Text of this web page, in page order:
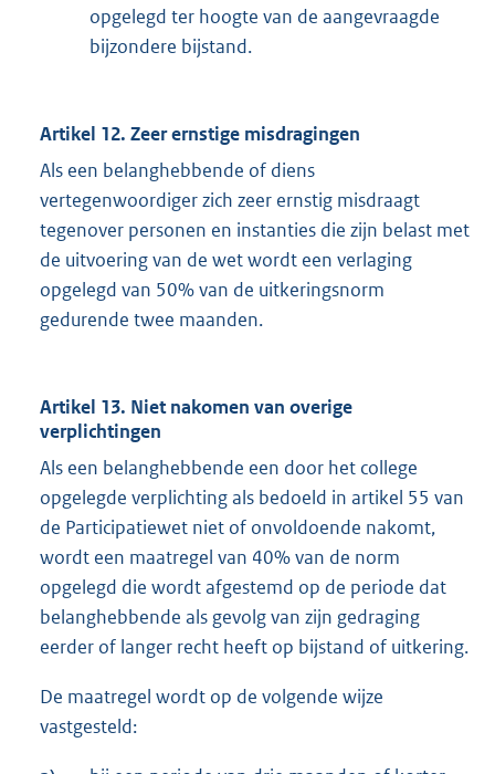
opgelegd ter hoogte van de aangevraagde
bijzondere bijstand.
Artikel 12. Zeer ernstige misdragingen
Als een belanghebbende of diens
vertegenwoordiger zich zeer ernstig misdraagt
tegenover personen en instanties die zijn belast met
de uitvoering van de wet wordt een verlaging
opgelegd van 50% van de uitkeringsnorm
gedurende twee maanden.
Artikel 13. Niet nakomen van overige
verplichtingen
Als een belanghebbende een door het college
opgelegde verplichting als bedoeld in artikel 55 van
de Participatiewet niet of onvoldoende nakomt,
wordt een maatregel van 40% van de norm
opgelegd die wordt afgestemd op de periode dat
belanghebbende als gevolg van zijn gedraging
eerder of langer recht heeft op bijstand of uitkering.
De maatregel wordt op de volgende wijze
vastgesteld: